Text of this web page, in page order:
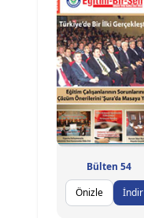
Bülten 54
Önizle
İndir